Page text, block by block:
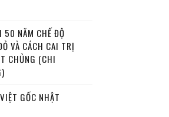
50 NĂM CHẾ ĐỘ
VÀ CÁCH CAI TRỊ
CHỦNG (CHI
GỐC NHẬT